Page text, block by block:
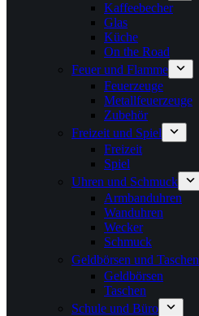
Kaffeebecher
Glas
Küche
On the Road
Feuer und Flamme
Feuerzeuge
Metallfeuerzeuge
Zubehör
Freizeit und Spiel
Freizeit
Spiel
Uhren und Schmuck
Armbanduhren
Wanduhren
Wecker
Schmuck
Geldbörsen und Taschen
Geldbörsen
Taschen
Schule und Büro